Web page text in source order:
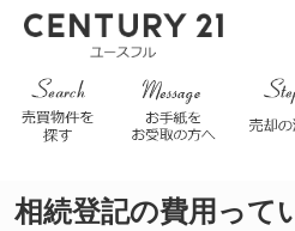
相続登記の費用って